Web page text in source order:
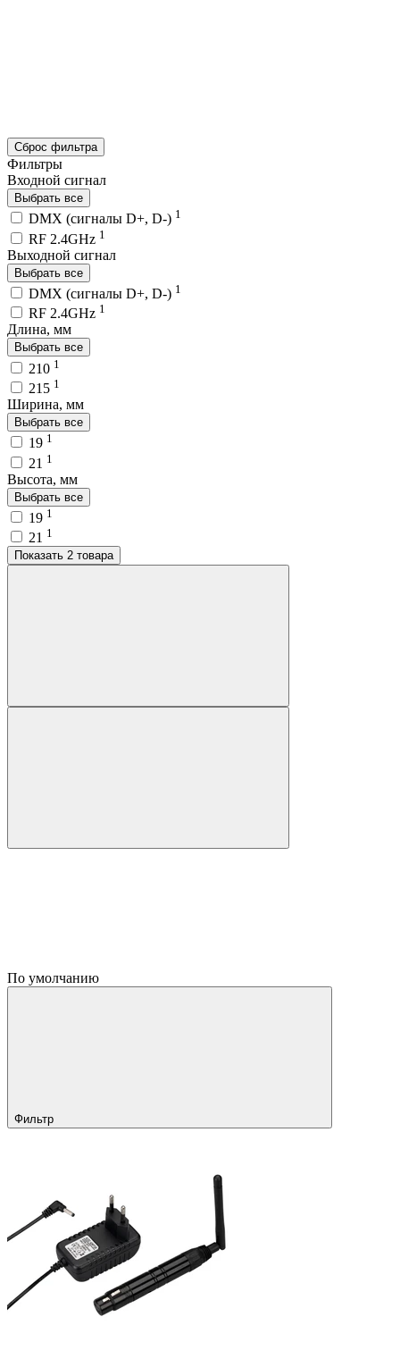
Сброс фильтра
Фильтры
Входной сигнал
Выбрать все
DMX (сигналы D+, D-) 1
RF 2.4GHz 1
Выходной сигнал
Выбрать все
DMX (сигналы D+, D-) 1
RF 2.4GHz 1
Длина, мм
Выбрать все
210 1
215 1
Ширина, мм
Выбрать все
19 1
21 1
Высота, мм
Выбрать все
19 1
21 1
Показать 2 товара
По умолчанию
Фильтр